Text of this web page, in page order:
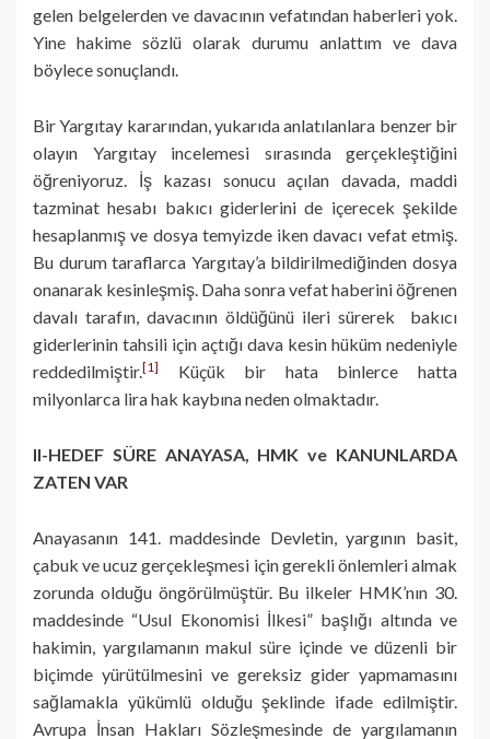
gelen belgelerden ve davacının vefatından haberleri yok.
Yine hakime sözlü olarak durumu anlattım ve dava
böylece sonuçlandı.
Bir Yargıtay kararından, yukarıda anlatılanlara benzer bir
olayın Yargıtay incelemesi sırasında gerçekleştiğini
öğreniyoruz. İş kazası sonucu açılan davada, maddi
tazminat hesabı bakıcı giderlerini de içerecek şekilde
hesaplanmış ve dosya temyizde iken davacı vefat etmiş.
Bu durum taraflarca Yargıtay’a bildirilmediğinden dosya
onanarak kesinleşmiş. Daha sonra vefat haberini öğrenen
davalı tarafın, davacının öldüğünü ileri sürerek bakıcı
giderlerinin tahsili için açtığı dava kesin hüküm nedeniyle
reddedilmiştir.[1]
Küçük bir hata binlerce hatta
milyonlarca lira hak kaybına neden olmaktadır.
II-HEDEF SÜRE ANAYASA, HMK ve KANUNLARDA
ZATEN VAR
Anayasanın 141. maddesinde Devletin, yargının basit,
çabuk ve ucuz gerçekleşmesi için gerekli önlemleri almak
zorunda olduğu öngörülmüştür. Bu ilkeler HMK’nın 30.
maddesinde “Usul Ekonomisi İlkesi” başlığı altında ve
hakimin, yargılamanın makul süre içinde ve düzenli bir
biçimde yürütülmesini ve gereksiz gider yapmamasını
sağlamakla yükümlü olduğu şeklinde ifade edilmiştir.
Avrupa İnsan Hakları Sözleşmesinde de yargılamanın